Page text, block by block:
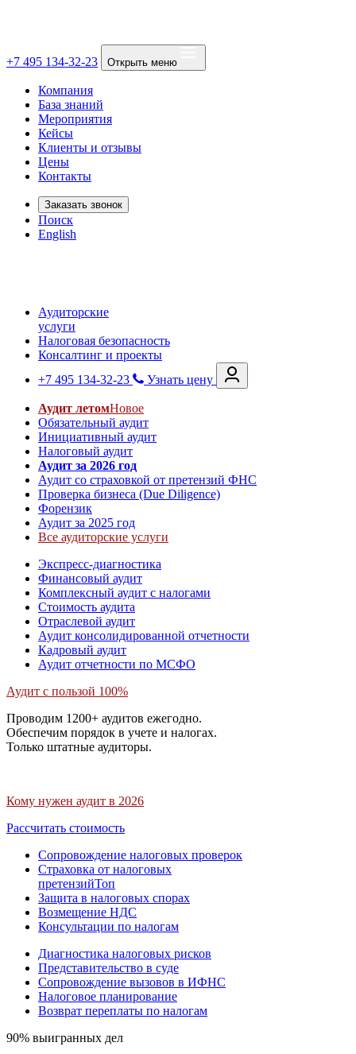
+7 495 134-32-23 Открыть меню
Компания
База знаний
Мероприятия
Кейсы
Клиенты и отзывы
Цены
Контакты
Заказать звонок
Поиск
English
Аудиторские
услуги
Налоговая безопасность
Консалтинг и проекты
+7 495 134-32-23
Узнать цену
Аудит летомНовое
Обязательный аудит
Инициативный аудит
Налоговый аудит
Аудит за 2026 год
Аудит со страховкой от претензий ФНС
Проверка бизнеса (Due Diligence)
Форензик
Аудит за 2025 год
Все аудиторские услуги
Экспресс-диагностика
Финансовый аудит
Комплексный аудит с налогами
Стоимость аудита
Отраслевой аудит
Аудит консолидированной отчетности
Кадровый аудит
Аудит отчетности по МСФО
Аудит с пользой 100%
Проводим 1200+ аудитов ежегодно.
Обеспечим порядок в учете и налогах.
Только штатные аудиторы.
Кому нужен аудит в 2026
Рассчитать стоимость
Сопровождение налоговых проверок
Страховка от налоговых
претензийТоп
Защита в налоговых спорах
Возмещение НДС
Консультации по налогам
Диагностика налоговых рисков
Представительство в суде
Сопровождение вызовов в ИФНС
Налоговое планирование
Возврат переплаты по налогам
90% выигранных дел